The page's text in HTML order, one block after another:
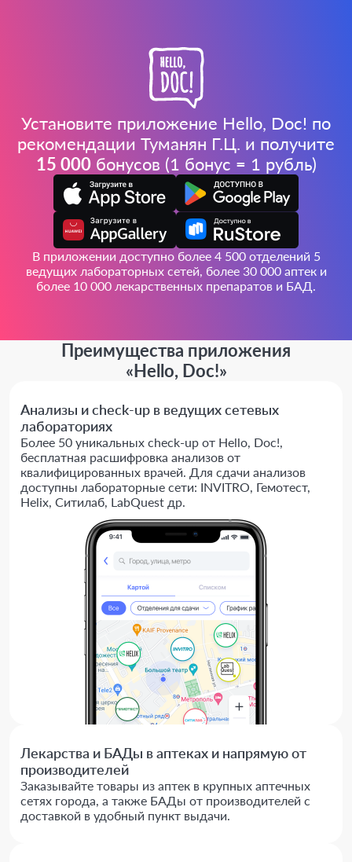
Установите приложение Hello, Doc! по
рекомендации Туманян Г.Ц. и получите
15 000бонусов (1 бонус = 1 рубль)
В приложении доступно более 4 500 отделений 5
ведущих лабораторных сетей, более 30 000 аптек и
более 10 000 лекарственных препаратов и БАД.
Преимущества приложения
«Hello, Doc!»
Анализы и check-up в ведущих сетевых
лабораториях
Более 50 уникальных check-up от Hello, Doc!,
бесплатная расшифровка анализов от
квалифицированных врачей. Для сдачи анализов
доступны лабораторные сети: INVITRO, Гемотест,
Helix, Ситилаб, LabQuest др.
Лекарства и БАДы в аптеках и напрямую от
производителей
Заказывайте товары из аптек в крупных аптечных
сетях города, а также БАДы от производителей с
доставкой в удобный пункт выдачи.